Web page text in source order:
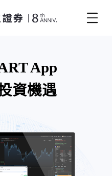
App
資機遇